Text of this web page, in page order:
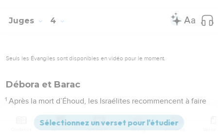
Juges 4
Seuls les Évangiles sont disponibles en vidéo pour le moment.
Débora et Barac
1 Après la mort d’Éhoud, les Israélites recommencent à faire
Alors le SEIGNEUR les livre au pouvoir de Yabin, roi de
Versions Commentaires Strong